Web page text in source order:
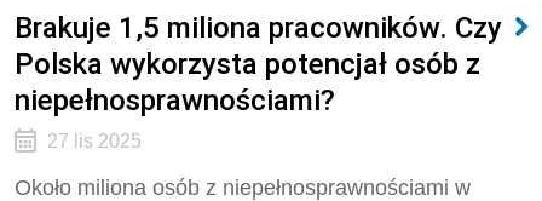
Brakuje 1,5 miliona pracowników. Czy
Polska wykorzysta potencjał osób z
niepełnosprawnościami?
27 lis 2025
Około miliona osób z niepełnosprawnościami w